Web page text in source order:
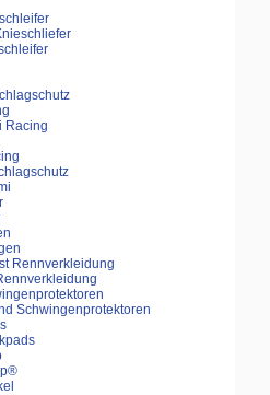
Racing
Rennverkleidung
Schwingenprotektoren